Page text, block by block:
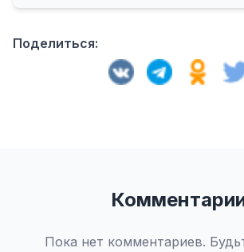
Поделиться:
Пока нет комментариев.